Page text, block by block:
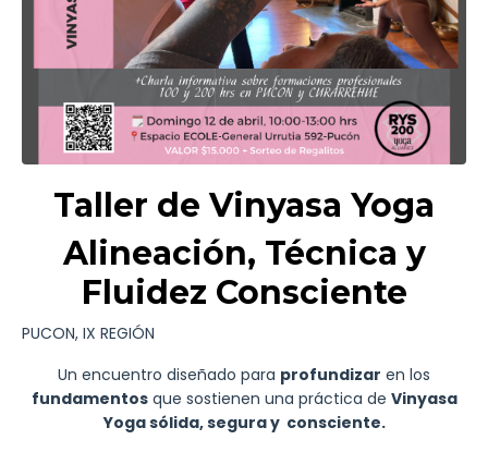
Taller de Vinyasa Yoga
Alineación, Técnica y
Fluidez Consciente
PUCON, IX REGIÓN
Un encuentro diseñado para profundizar en los
fundamentosque sostienen una práctica de Vinyasa
Yoga sólida, segura y consciente.